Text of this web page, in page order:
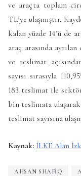
ve araçta toplam
TL’ye ulaşmıştır.
kalan yüzde 14’ü de
araç arasında
ve teslimat
sayısı sırasıyla
183 teslimat ile
bin teslimata
teslimat sayısına
Kaynak: İLKE Alan
AHSAN SHAFIQ